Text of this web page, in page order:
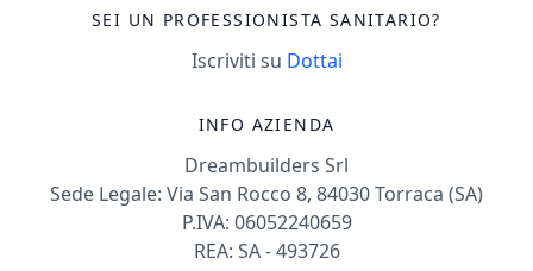
SEI UN PROFESSIONISTA SANITARIO?
Iscriviti su Dottai
INFO AZIENDA
Dreambuilders Srl
Sede Legale: Via San Rocco 8, 84030 Torraca (SA)
P.IVA: 06052240659
REA: SA - 493726